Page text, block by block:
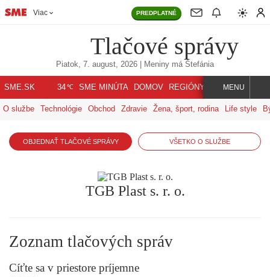
Viac PREDPLATNÉ
Tlačové správy
Piatok, 7. august, 2026 | Meniny má Štefánia
SME.SK 34℃ SME MINÚTA DOMOV REGIÓNY INDEX SVET
MENU
O službe Technológie Obchod Zdravie Žena, šport, rodina Life style
OBJEDNAŤ TLAČOVÉ SPRÁVY VŠETKO O SLUŽBE
TGB Plast s. r. o.
Zoznam tlačových správ
Cíťte sa v priestore príjemne